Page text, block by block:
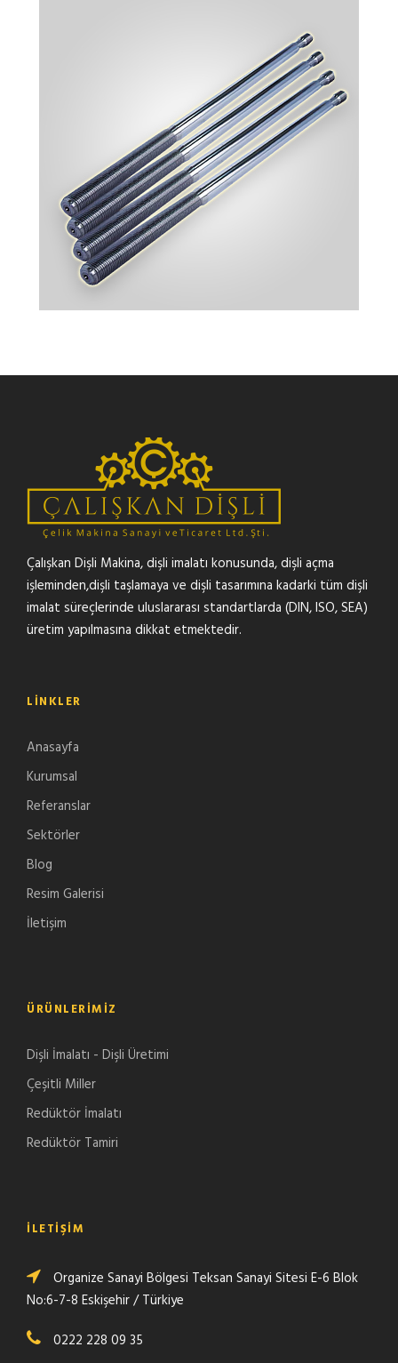
TRAPEZ MIL
Çalışkan Dişli Makina, dişli imalatı konusunda, dişli açma
işleminden,dişli taşlamaya ve dişli tasarımına kadarki tüm dişli
imalat süreçlerinde uluslararası standartlarda (DIN, ISO, SEA)
üretim yapılmasına dikkat etmektedir.
LINKLER
Anasayfa
Kurumsal
Referanslar
Sektörler
Blog
Resim Galerisi
İletişim
ÜRÜNLERIMIZ
Dişli İmalatı - Dişli Üretimi
Çeşitli Miller
Redüktör İmalatı
Redüktör Tamiri
İLETIŞIM
Organize Sanayi Bölgesi Teksan Sanayi Sitesi E-6 Blok
No:6-7-8 Eskişehir / Türkiye
0222 228 09 35